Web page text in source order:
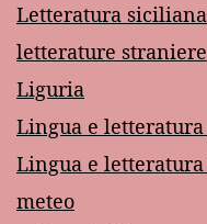
Letteratura siciliana
letterature straniere
Liguria
Lingua e letteratura
Lingua e
meteo